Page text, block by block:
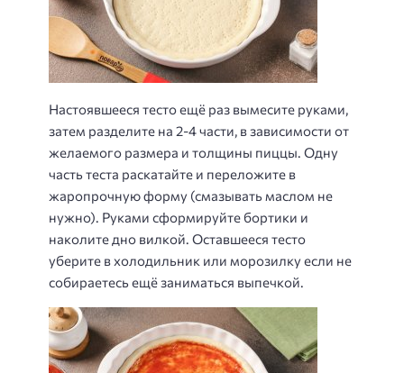
Настоявшееся тесто ещё раз вымесите руками,
затем разделите на 2-4 части, в зависимости от
желаемого размера и толщины пиццы. Одну
часть теста раскатайте и переложите в
жаропрочную форму (смазывать маслом не
нужно). Руками сформируйте бортики и
наколите дно вилкой. Оставшееся тесто
уберите в холодильник или морозилку если не
собираетесь ещё заниматься выпечкой.